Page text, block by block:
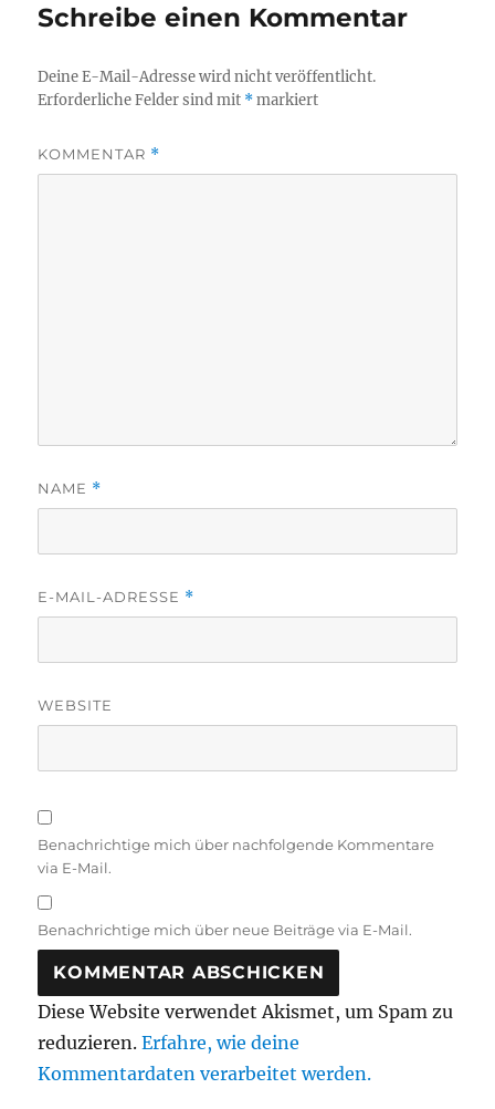
Schreibe einen Kommentar
Deine E-Mail-Adresse wird nicht veröffentlicht.
Erforderliche Felder sind mit *markiert
KOMMENTAR *
NAME *
E-MAIL-ADRESSE *
WEBSITE
Benachrichtige mich über nachfolgende Kommentare
via E-Mail.
Benachrichtige mich über neue Beiträge via E-Mail.
Diese Website verwendet Akismet, um Spam zu
reduzieren.Erfahre, wie deine
Kommentardaten verarbeitet werden.